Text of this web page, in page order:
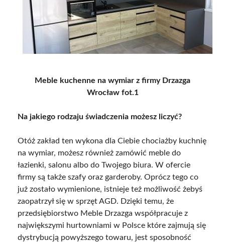
Meble kuchenne na wymiar z firmy Drzazga
Wrocław fot.1
Na jakiego rodzaju świadczenia możesz liczyć?
Otóż zakład ten wykona dla Ciebie chociażby kuchnię
na wymiar, możesz również zamówić meble do
łazienki, salonu albo do Twojego biura. W ofercie
firmy są także szafy oraz garderoby. Oprócz tego co
już zostało wymienione, istnieje też możliwość żebyś
zaopatrzył się w sprzęt AGD. Dzięki temu, że
przedsiębiorstwo Meble Drzazga współpracuje z
największymi hurtowniami w Polsce które zajmują się
dystrybucją powyższego towaru, jest sposobność